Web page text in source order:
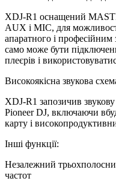
XDJ-R1 оснащений
AUX і MIC, для
апаратного і
само може бути
плеєрів і
Високоякісна звукова
XDJ-R1 запозичив
Pioneer DJ, включаючи
карту і
Інші функції:
Незалежний
частот